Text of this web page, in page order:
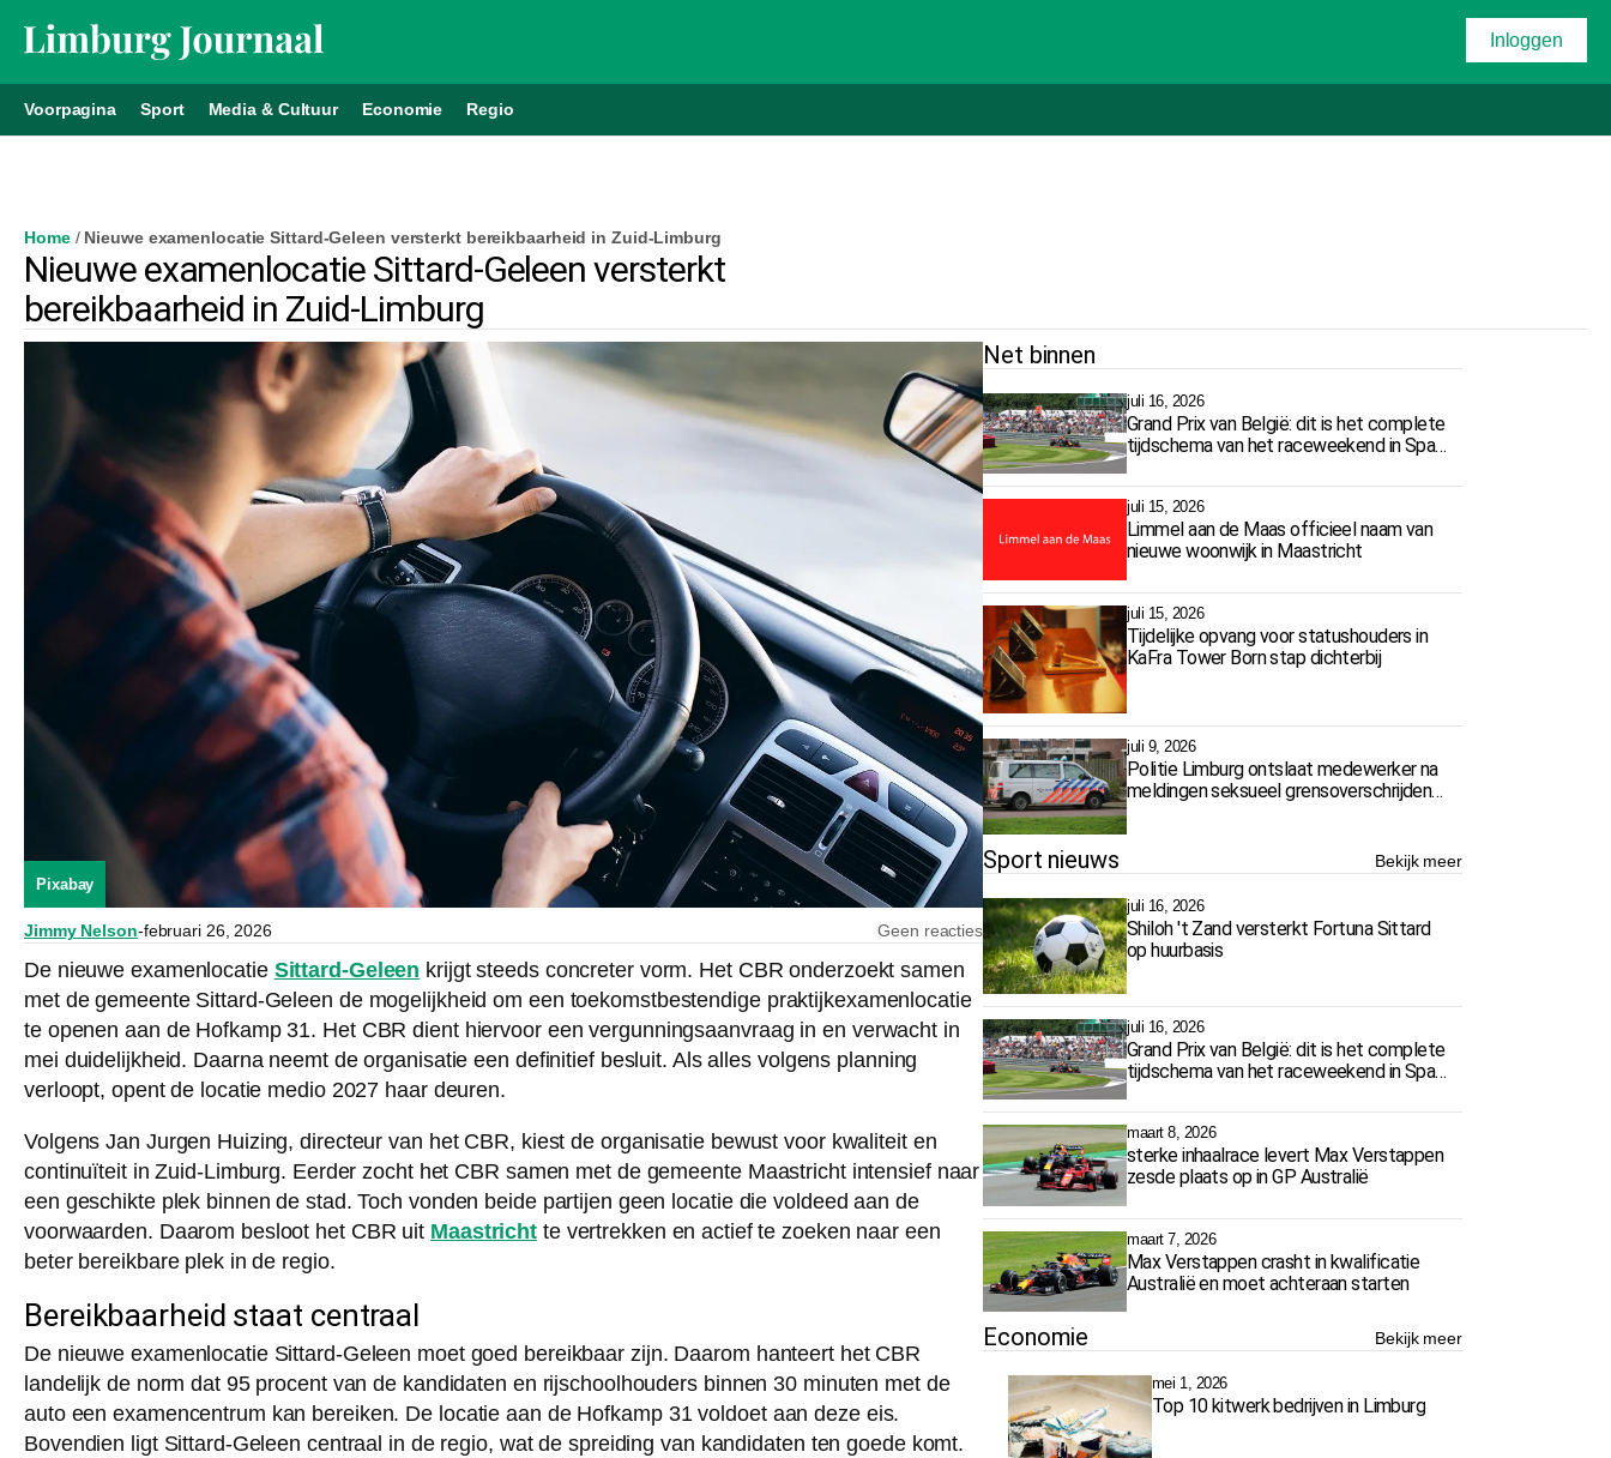
Inloggen
Voorpagina Sport Media & Cultuur Economie Regio
Home/ Nieuwe examenlocatie Sittard-Geleen versterkt bereikbaarheid in Zuid-Limburg
Nieuwe examenlocatie Sittard-Geleen versterkt
bereikbaarheid in Zuid-Limburg
Pixabay
Jimmy Nelson-februari 26, 2026 Geen reacties
De nieuwe examenlocatie Sittard-Geleen krijgt steeds concreter vorm. Het CBR onderzoekt samen
met de gemeente Sittard-Geleen de mogelijkheid om een toekomstbestendige praktijkexamenlocatie
te openen aan de Hofkamp 31. Het CBR dient hiervoor een vergunningsaanvraag in en verwacht in
mei duidelijkheid. Daarna neemt de organisatie een definitief besluit. Als alles volgens planning
verloopt, opent de locatie medio 2027 haar deuren.
Volgens Jan Jurgen Huizing, directeur van het CBR, kiest de organisatie bewust voor kwaliteit en
continuïteit in Zuid-Limburg. Eerder zocht het CBR samen met de gemeente Maastricht intensief naar
een geschikte plek binnen de stad. Toch vonden beide partijen geen locatie die voldeed aan de
voorwaarden. Daarom besloot het CBR uit Maastricht te vertrekken en actief te zoeken naar een
beter bereikbare plek in de regio.
Bereikbaarheid staat centraal
De nieuwe examenlocatie Sittard-Geleen moet goed bereikbaar zijn. Daarom hanteert het CBR
landelijk de norm dat 95 procent van de kandidaten en rijschoolhouders binnen 30 minuten met de
auto een examencentrum kan bereiken. De locatie aan de Hofkamp 31 voldoet aan deze eis.
Bovendien ligt Sittard-Geleen centraal in de regio, wat de spreiding van kandidaten ten goede komt.
Net binnen
juli 16, 2026
Grand Prix van België: dit is het complete
tijdschema van het raceweekend in Spa-
juli 15, 2026
Limmel aan de Maas officieel naam van
nieuwe woonwijk in Maastricht
juli 15, 2026
Tijdelijke opvang voor statushouders in
KaFra Tower Born stap dichterbij
juli 9, 2026
Politie Limburg ontslaat medewerker na
meldingen seksueel grensoverschrijdend
Sport nieuws Bekijk meer
juli 16, 2026
Shiloh 't Zand versterkt Fortuna Sittard
op huurbasis
juli 16, 2026
Grand Prix van België: dit is het complete
tijdschema van het raceweekend in Spa-
maart 8, 2026
sterke inhaalrace levert Max Verstappen
zesde plaats op in GP Australië
maart 7, 2026
Max Verstappen crasht in kwalificatie
Australië en moet achteraan starten
Economie Bekijk meer
mei 1, 2026
Top 10 kitwerk bedrijven in Limburg